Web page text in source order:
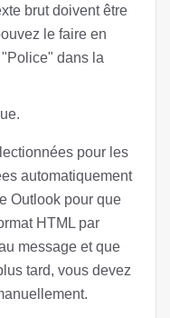
brut doivent être
le faire en
dans la
pour les
automatiquement
Outlook pour que
HTML par
message et que
tard, vous devez